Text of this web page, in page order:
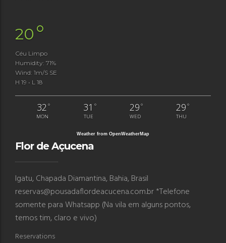
20°
Céu Limpo
Humidity: 71%
Wind: 1m/s SE
H 19 • L 18
32 °
MON
31 °
TUE
29 °
WED
29 °
THU
Weather from OpenWeatherMap
Flor de Açucena
Igatu, Chapada Diamantina, Bahia, Brasil
reservas@pousadaflordeacucena.com.br *Telefone
somente para Whatsapp (Na vila em alguns pontos,
temos tim, claro e vivo)
Reservations